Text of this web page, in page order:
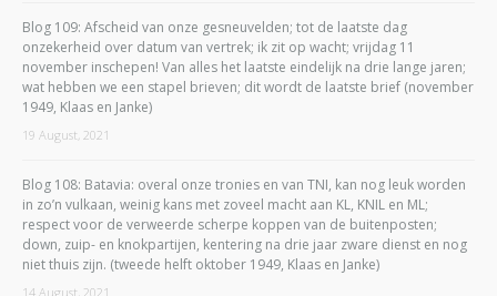
Blog 109: Afscheid van onze gesneuvelden; tot de laatste dag
onzekerheid over datum van vertrek; ik zit op wacht; vrijdag 11
november inschepen! Van alles het laatste eindelijk na drie lange jaren;
wat hebben we een stapel brieven; dit wordt de laatste brief (november
1949, Klaas en Janke)
19 August, 2021
Blog 108: Batavia: overal onze tronies en van TNI, kan nog leuk worden
in zo’n vulkaan, weinig kans met zoveel macht aan KL, KNIL en ML;
respect voor de verweerde scherpe koppen van de buitenposten;
down, zuip- en knokpartijen, kentering na drie jaar zware dienst en nog
niet thuis zijn. (tweede helft oktober 1949, Klaas en Janke)
14 August, 2021